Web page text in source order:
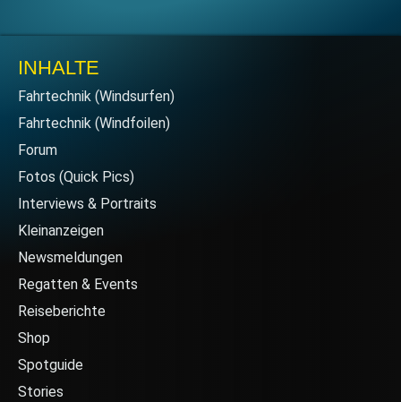
INHALTE
Fahrtechnik (Windsurfen)
Fahrtechnik (Windfoilen)
Forum
Fotos (Quick Pics)
Interviews & Portraits
Kleinanzeigen
Newsmeldungen
Regatten & Events
Reiseberichte
Shop
Spotguide
Stories